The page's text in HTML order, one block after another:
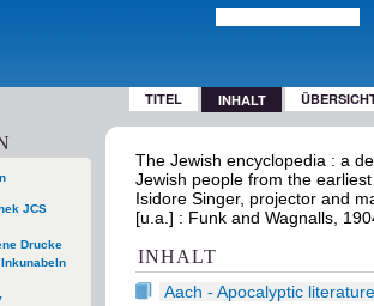
TITEL INHALT
JCS
Drucke
The Jewish encyclopedia : a
Jewish people from the
Isidore Singer, projector and
[u.a.] : Funk and Wagnalls,
INHALT
Aach - Apocalyptic literature